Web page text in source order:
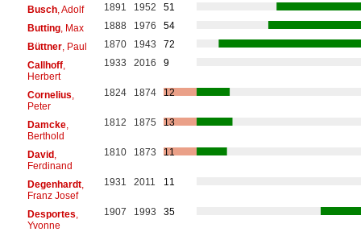
Busch, Adolf 1891 1952
51
Butting, Max 1888 1976
54
Büttner, Paul 1870 1943
72
Callhoff,
Herbert
1933 2016 9
Cornelius
Peter
1824 1874 12
Damcke,
Berthold
1812 1875 13
David,
Ferdinand
1810 1873 11
Degenhardt,
Franz Josef
1931 2011 11
Desportes
Yvonne
1907 1993 35